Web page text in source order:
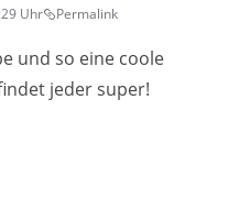
Uhr Permalink
und so eine coole
jeder super!